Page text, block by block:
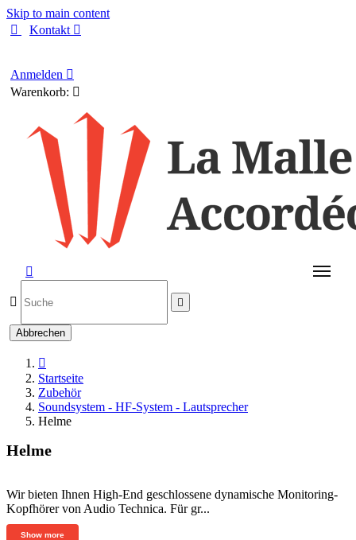
Skip to main content

Kontakt 
Anmelden 
Warenkorb: 

 
Abbrechen

Startseite
Zubehör
Soundsystem - HF-System - Lautsprecher
Helme
Helme
Wir bieten Ihnen High-End geschlossene dynamische Monitoring-
Kopfhörer von Audio Technica. Für gr...
Show more